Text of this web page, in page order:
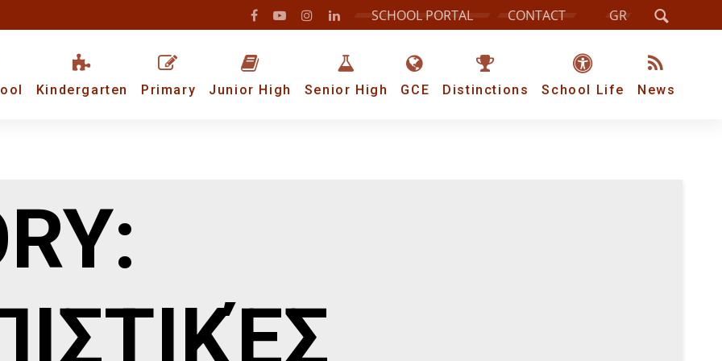
SCHOOL PORTAL CONTACT GR
Kindergarten Primary Junior High Senior High GCE Distinctions School Life News